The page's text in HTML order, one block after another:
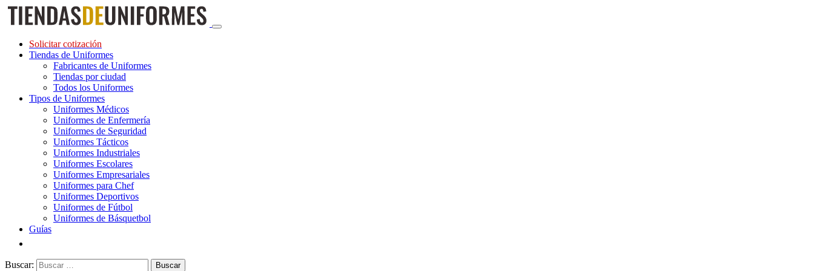
Solicitar cotización
Tiendas de Uniformes
Fabricantes de Uniformes
Tiendas por ciudad
Todos los Uniformes
Tipos de Uniformes
Uniformes Médicos
Uniformes de Enfermería
Uniformes de Seguridad
Uniformes Tácticos
Uniformes Industriales
Uniformes Escolares
Uniformes Empresariales
Uniformes para Chef
Uniformes Deportivos
Uniformes de Fútbol
Uniformes de Básquetbol
Guías
Buscar: